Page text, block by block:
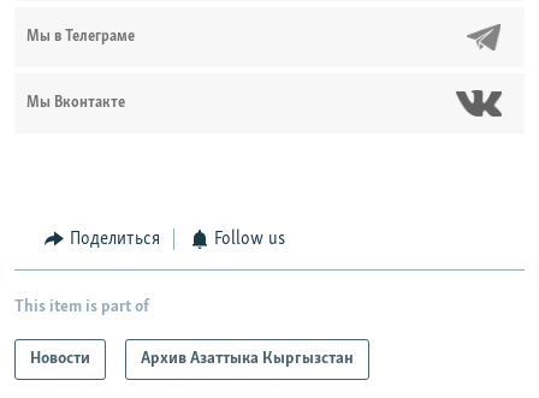
Мы в Телеграме
Мы Вконтакте
Поделиться Follow us
This item is part of
Новости Архив Азаттыка Кыргызстан